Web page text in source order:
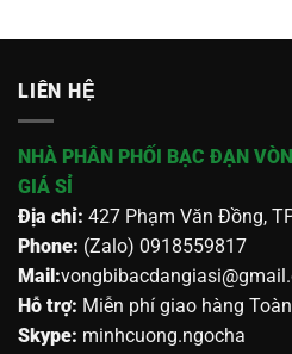
LIÊN HỆ
NHÀ PHÂN PHỐI BẠC ĐẠN
GIÁ SỈ
Địa chỉ: 427 Phạm Văn Đồng,
Phone: (Zalo) 0918559817
Mail:
Hỗ trợ: Miễn phí giao hàng
Skype: minhcuong.ngocha